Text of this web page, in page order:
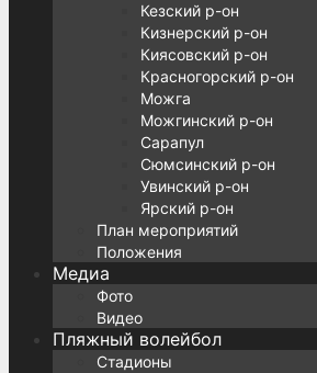
Кезский р-он
Кизнерский р-он
Киясовский р-он
Красногорский р-он
Можга
Можгинский р-он
Сарапул
Сюмсинский р-он
Увинский р-он
Ярский р-он
План мероприятий
Положения
Медиа
Фото
Видео
Пляжный волейбол
Стадионы